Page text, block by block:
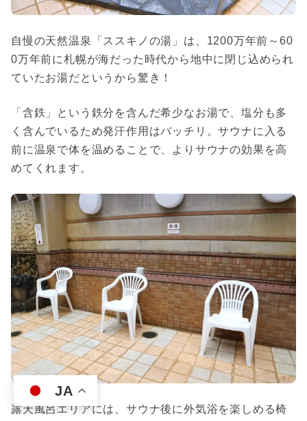
自慢の天然温泉「ススキノの湯」は、1200万年前～60
0万年前に札幌が海だった時代から地中に閉じ込められ
ていたお湯だというから驚き！
「含鉄」という鉄分を含んだ希少なお湯で、塩分も多
く含んでいるため発汗作用はバッチリ。サウナに入る
前に温泉で体を温めることで、よりサウナの効果を高
めてくれます。
露天風呂エリアには、サウナ後に外気浴を楽しめる椅
JA